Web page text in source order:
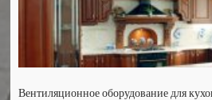
Вентиляционное оборудование для